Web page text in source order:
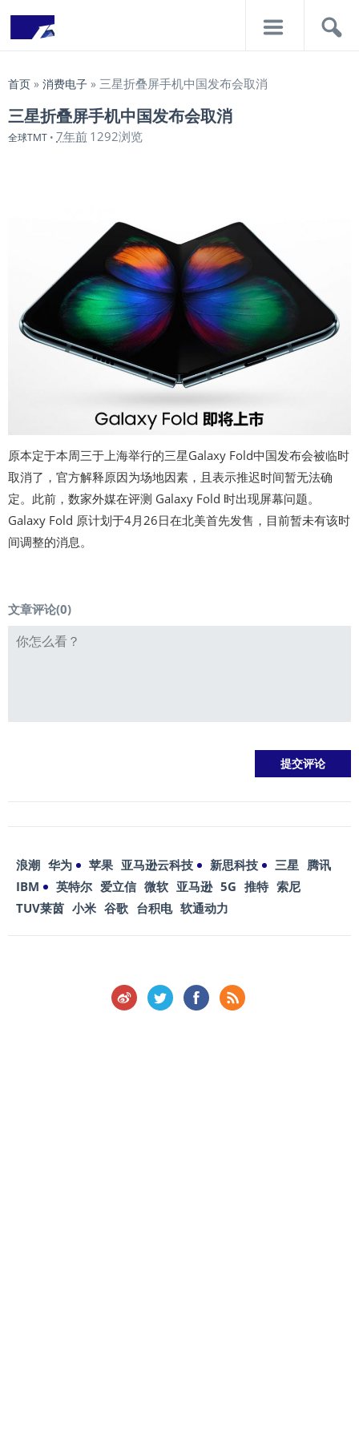
首页 » 消费电子 » 三星折叠屏手机中国发布会取消
三星折叠屏手机中国发布会取消
全球TMT • 7年前 1292浏览
原本定于本周三于上海举行的三星Galaxy Fold中国发布会被临时
取消了，官方解释原因为场地因素，且表示推迟时间暂无法确
定。此前，数家外媒在评测 Galaxy Fold 时出现屏幕问题。
Galaxy Fold 原计划于4月26日在北美首先发售，目前暂未有该时
间调整的消息。
文章评论(0)
浪潮 华为 苹果 亚马逊云科技 新思科技 三星 腾讯
IBM
英特尔 爱立信 微软 亚马逊 5G 推特 索尼
TUV莱茵 小米 谷歌 台积电 软通动力